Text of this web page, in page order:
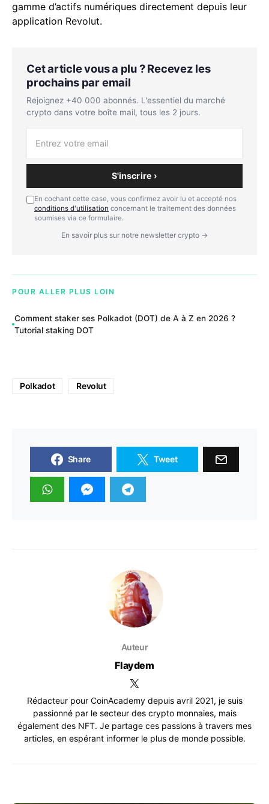
gamme d’actifs numériques directement depuis leur
application Revolut.
Cet article vous a plu ? Recevez les
prochains par email
Rejoignez +40 000 abonnés. L'essentiel du marché
crypto dans votre boîte mail, tous les 2 jours.
S'inscrire ›
En cochant cette case, vous confirmez avoir lu et accepté nos
conditions d'utilisation concernant le traitement des données
soumises via ce formulaire.
En savoir plus sur notre newsletter crypto →
POUR ALLER PLUS LOIN
Comment staker ses Polkadot (DOT) de A à Z en 2026 ?
Tutorial staking DOT
Polkadot Revolut
Share Tweet
Auteur
Flaydem
Rédacteur pour CoinAcademy depuis avril 2021, je suis
passionné par le secteur des crypto monnaies, mais
également des NFT. Je partage ces passions à travers mes
articles, en espérant informer le plus de monde possible.